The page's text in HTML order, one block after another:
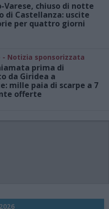
Varese, chiuso di notte
di Castellanza: uscite
per quattro giorni
- Notizia sponsorizzata
prima di
da Giridea a
mille paia di scarpe a 7
offerte